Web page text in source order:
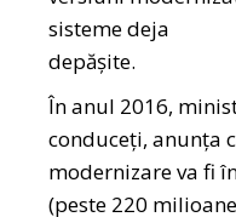
sisteme deja
depăşite.
În anul 2016,
conduceți, anunţa
modernizare va fi
(peste 220